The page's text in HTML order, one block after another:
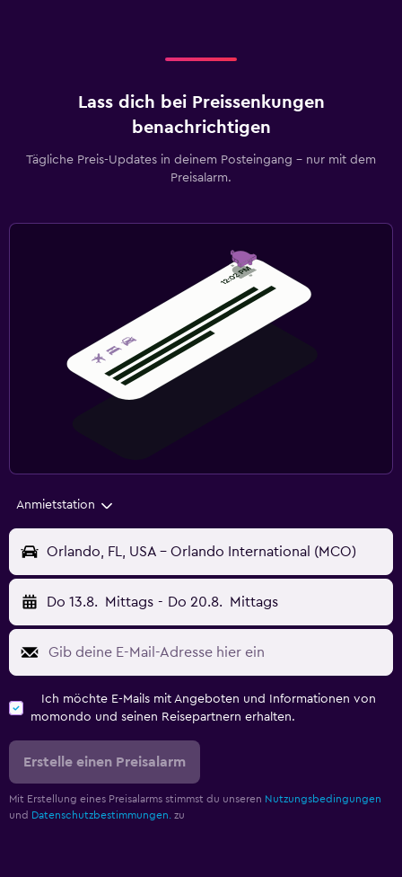
Lass dich bei Preissenkungen
benachrichtigen
Tägliche Preis-Updates in deinem Posteingang – nur mit dem
Preisalarm.
Anmietstation
Orlando, FL, USA - Orlando International (MCO)
Do 13.8. Mittags - Do 20.8. Mittags
Ich möchte E-Mails mit Angeboten und Informationen von
momondo und seinen Reisepartnern erhalten.
Erstelle einen Preisalarm
Mit Erstellung eines Preisalarms stimmst du unseren Nutzungsbedingungen
und Datenschutzbestimmungen. zu